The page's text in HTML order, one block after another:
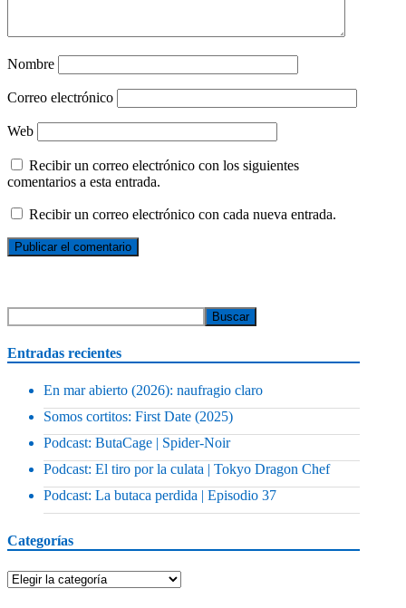
Nombre
Correo electrónico
Web
Recibir un correo electrónico con los siguientes
comentarios a esta entrada.
Recibir un correo electrónico con cada nueva entrada.
Entradas recientes
En mar abierto (2026): naufragio claro
Somos cortitos: First Date (2025)
Podcast: ButaCage | Spider-Noir
Podcast: El tiro por la culata | Tokyo Dragon Chef
Podcast: La butaca perdida | Episodio 37
Categorías
Categorías